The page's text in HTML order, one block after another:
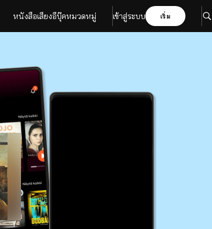
หนังสือเสียงอีบุ๊คหมวดหมู่ เข้าสู่ระบบ เริ่ม